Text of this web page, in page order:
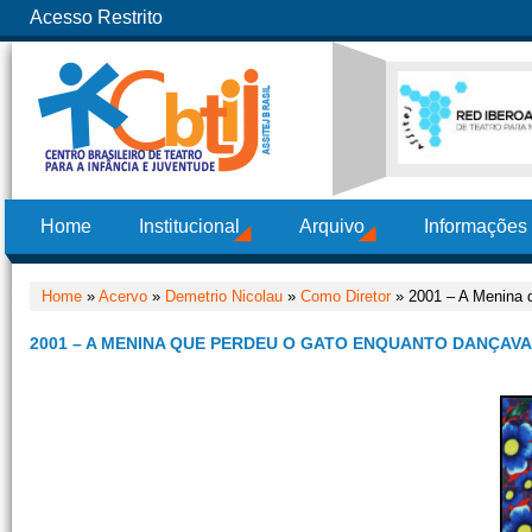
Acesso Restrito
Home Institucional Arquivo
Home » Acervo » Demetrio Nicolau » Como Diretor» 2001 – A Menina
2001 – A MENINA QUE PERDEU O GATO ENQUANTO